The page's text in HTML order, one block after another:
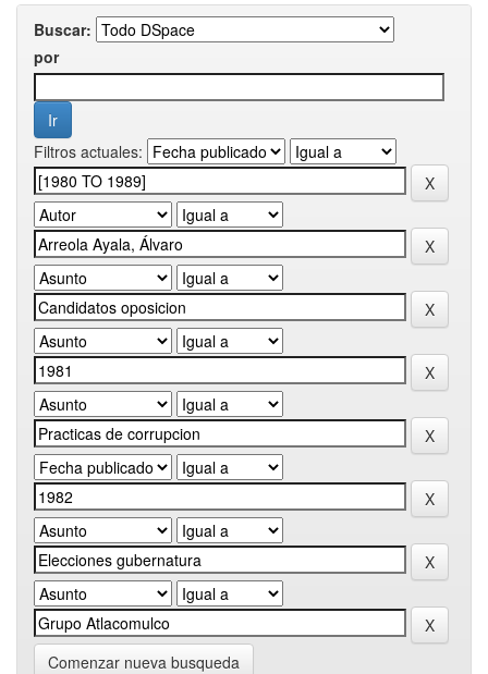
Buscar:
por
Filtros actuales:
Comenzar nueva busqueda